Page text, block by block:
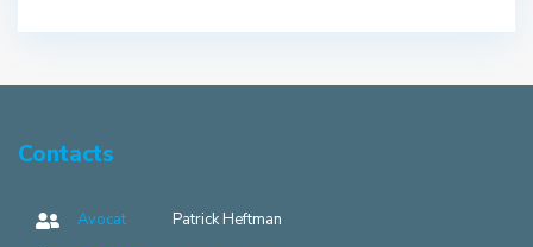
Contacts
Avocat
Patrick Heftman